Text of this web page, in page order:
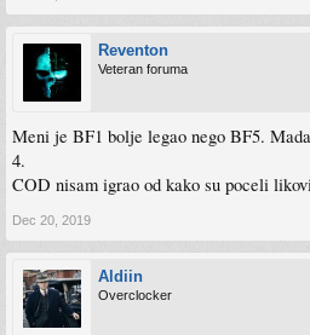
Reventon
Veteran foruma
Meni je BF1 bolje legao nego BF5.
4.
COD nisam igrao od kako su poceli
Dec 20, 2019
Aldiin
Overclocker